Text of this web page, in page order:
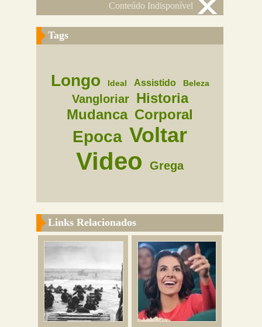
Conteúdo Indisponível
Tags
Longo Ideal Assistido Beleza
Vangloriar
Historia
Mudanca Corporal
Epoca Voltar
Video Grega
Links Relacionados